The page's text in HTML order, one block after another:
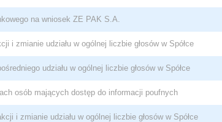
na wniosek ZE PAK S.A.
i zmianie udziału w ogólnej liczbie głosów w Spółce
udziału w ogólnej liczbie głosów w Spółce
osób mających dostęp do informacji poufnych
i zmianie udziału w ogólnej liczbie głosów w Spółce